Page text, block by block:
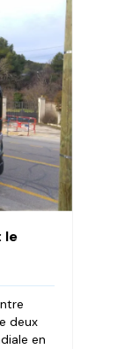
le
deux
en